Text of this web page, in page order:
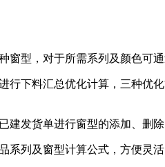
窗型，对于所需系列及颜色可通
行下料汇总优化计算，三种优
建发货单进行窗型的添加、删除
系列及窗型计算公式，方便灵